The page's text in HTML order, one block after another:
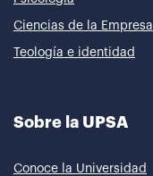
Ciencias de la Empresa
Teología e identidad
Sobre la UPSA
Conoce la Universidad